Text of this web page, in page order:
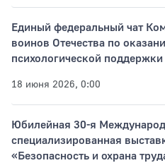
Единый федеральный чат
воинов Отечества по
психологической поддержки
18 июня 2026, 0:00
Юбилейная 30-я
специализированная
«Безопасность и охрана